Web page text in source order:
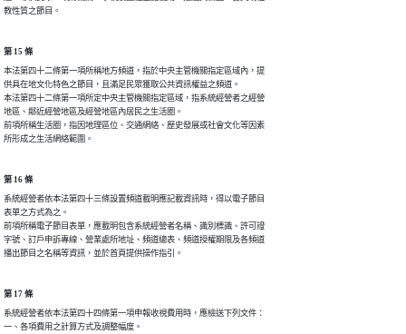
教性質之節目。
第 15 條
本法第四十二條第一項所稱地方頻道，指於中央主管機關指定區域內，提
供具在地文化特色之節目，且滿足民眾獲取公共資訊權益之頻道。
本法第四十二條第一項所定中央主管機關指定區域，指系統經營者之經營
地區、鄰近經營地區及經營地區內居民之生活圈。
前項所稱生活圈，指因地理區位、交通網絡、歷史發展或社會文化等因素
所形成之生活網絡範圍。
第 16 條
系統經營者依本法第四十三條設置頻道載明應記載資訊時，得以電子節目
表單之方式為之。
前項所稱電子節目表單，應載明包含系統經營者名稱、識別標識、許可證
字號、訂戶申訴專線、營業處所地址、頻道總表、頻道授權期限及各頻道
播出節目之名稱等資訊，並於首頁提供操作指引。
第 17 條
系統經營者依本法第四十四條第一項申報收視費用時，應檢送下列文件：
一、各項費用之計算方式及調整幅度。